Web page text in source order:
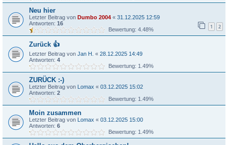
Neu hier
Letzter Beitrag von Dumbo 2004 « 31.12.2025 12:59
Antworten: 16 1 2
Bewertung: 4.48%
Zurück 👍
Letzter Beitrag von Jan H. « 28.12.2025 14:49
Antworten: 4
Bewertung: 1.49%
ZURÜCK :-)
Letzter Beitrag von Lomax « 03.12.2025 15:02
Antworten: 2
Bewertung: 1.49%
Moin zusammen
Letzter Beitrag von Lomax « 03.12.2025 15:00
Antworten: 6
Bewertung: 1.49%